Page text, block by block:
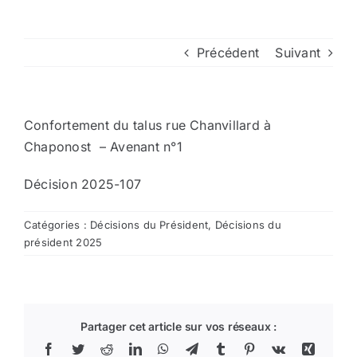
Nous contacter
Aller au site de la CCVG
Précédent Suivant
Confortement du talus rue Chanvillard à
Chaponost – Avenant n°1
Décision 2025-107
Catégories : Décisions du Président, Décisions du
président 2025
Partager cet article sur vos réseaux :
Facebook
TwitterRedditLinkedInWhatsApp
TelegramTumblr Pinterest
Vk Xing